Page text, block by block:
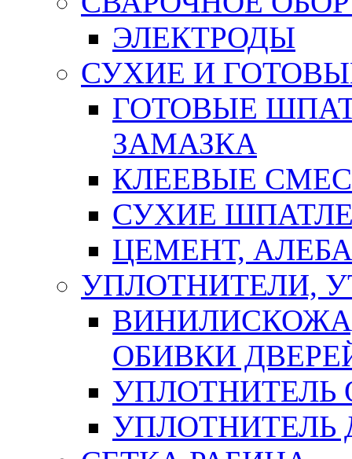
ЭЛЕКТРОДЫ
СУХИЕ И
ГОТОВЫЕ
ЗАМАЗКА
КЛЕЕВЫЕ
СУХИЕ
ЦЕМЕНТ,
УПЛОТНИТЕЛИ,
ОБИВКИ
УПЛОТНИТЕЛЬ